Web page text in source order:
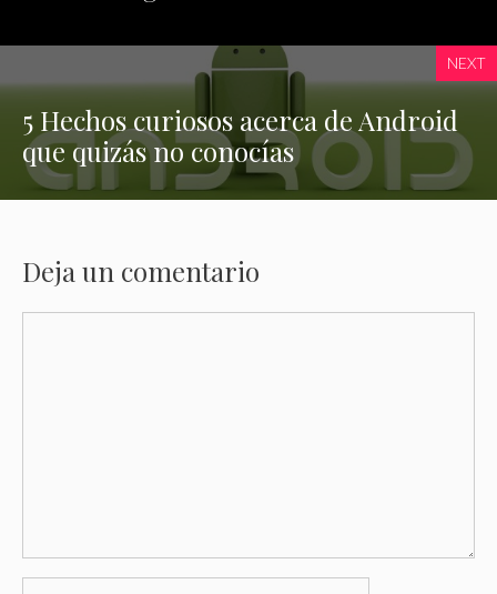
NEXT
5 Hechos curiosos acerca de Android
que quizás no conocías
Deja un comentario